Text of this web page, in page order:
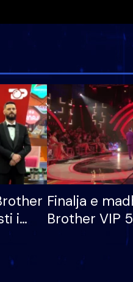
i
Finalja e
Brother VIP
banori i
dhe humb
të fituar